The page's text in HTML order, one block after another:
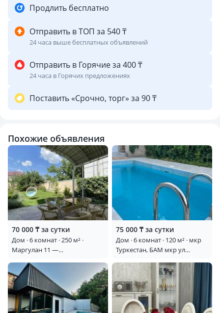
— Просторные комнаты, современная мебель
— Кондиционеры, ТВ, Wi-Fi
— Свежий ремонт, чистота и комфорт
🎉 Подходит для:
— Мероприятий, кудалыков
— Девичников, дней рождений, семейных ужинов
— Творческих съёмок и фотосессий
— Постельное бельё, полотенца
— Пользование баней и мангалом
— Уборка при выезде
📍Дом находится в тихом, безопасном районе с удобным
подъездом.
Продлить бесплатно
Отправить в ТОП за 540 ₸
24 часа выше бесплатных объявлений
Отправить в Горячие за 400 ₸
24 часа в Горячих предложениях
Поставить «Срочно, торг» за 90 ₸
Похожие объявления
70 000 ₸ за сутки
Дом · 6 комнат · 250 м² ·
Маргулан 11 —
Наурыз
75 000 ₸ за сутки
Дом · 6 комнат · 120 м² · мкр
Туркестан, БАМ мкр ул